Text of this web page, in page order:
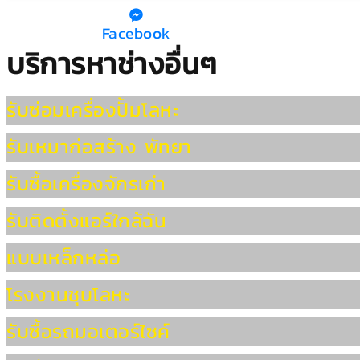
Facebook
บริการหาช่างอื่นๆ
รับซ่อมเครื่องปั้มโลหะ
รับเหมาก่อสร้าง พัทยา
รับซื้อเครื่องจักรเก่า
รับติดตั้งแอร์ใกล้ฉัน
แบบเหล็กหล่อ
โรงงานชุบโลหะ
รับซื้อรถมอเตอร์ไซค์